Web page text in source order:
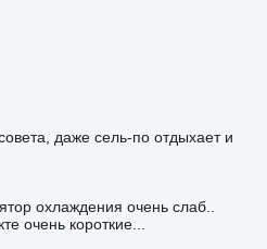
даже сель-по отдыхает и
охлаждения очень слаб..
очень короткие...